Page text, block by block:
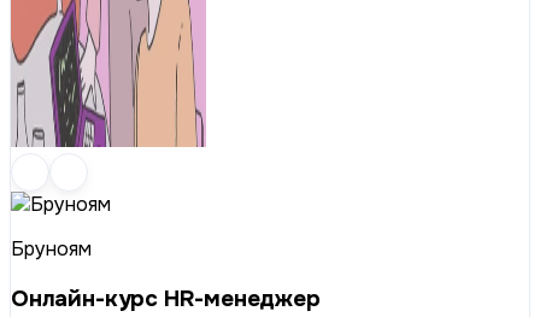
Бруноям
Онлайн-курс HR-менеджер